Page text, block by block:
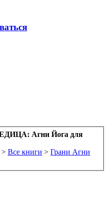
Агни Йога для
> Все книги > Грани Агни